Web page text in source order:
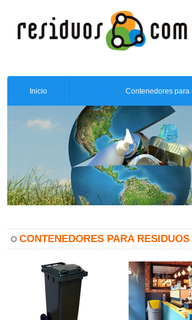
Inicio Contenedores para
CONTENEDORES PARA RESIDUOS